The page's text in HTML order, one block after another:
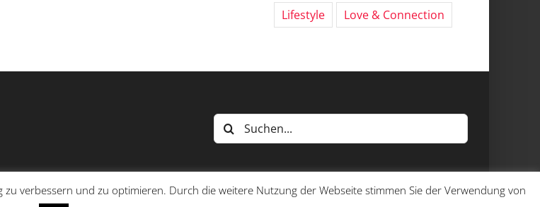
Lifestyle
Love & Connection
Suche
nach:
verbessern und zu optimieren. Durch die weitere Nutzung der Webseite stimmen Sie der Verwendung von